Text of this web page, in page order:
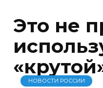
Это не
НОВОСТИ РОССИИ